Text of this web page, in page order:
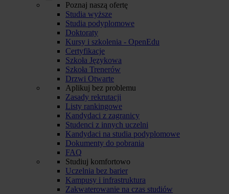
Poznaj naszą ofertę
Studia wyższe
Studia podyplomowe
Doktoraty
Kursy i szkolenia - OpenEdu
Certyfikacje
Szkoła Językowa
Szkoła Trenerów
Drzwi Otwarte
Aplikuj bez problemu
Zasady rekrutacji
Listy rankingowe
Kandydaci z zagranicy
Studenci z innych uczelni
Kandydaci na studia podyplomowe
Dokumenty do pobrania
FAQ
Studiuj komfortowo
Uczelnia bez barier
Kampusy i infrastruktura
Zakwaterowanie na czas studiów